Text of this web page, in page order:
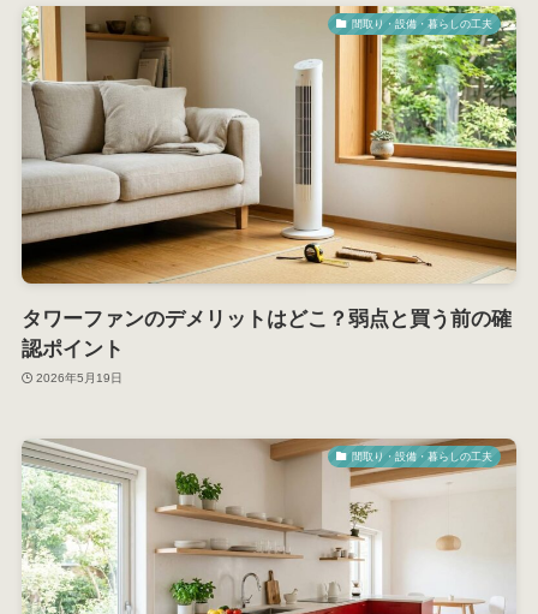
間取り・設備・暮らしの工夫
タワーファンのデメリットはどこ？弱点と買う前の確
認ポイント
2026年5月19日
間取り・設備・暮らしの工夫